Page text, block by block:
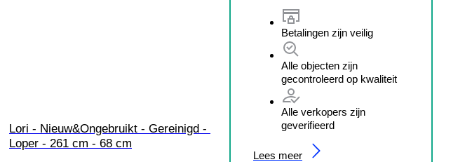
Betalingen zijn veilig
Alle objecten zijn
gecontroleerd op kwaliteit
Alle verkopers zijn
geverifieerd
Lees meer
Lori - Nieuw&Ongebruikt - Gereinigd -
Loper - 261 cm - 68 cm